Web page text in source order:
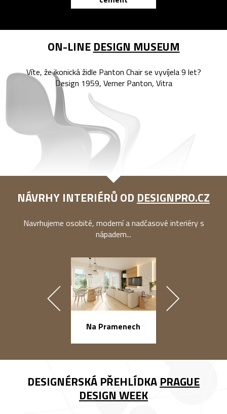
ON-LINE DESIGN MUSEUM
Víte, že ikonická židle Panton Chair se vyvíjela 9 let?
Design 1959, Verner Panton, Vitra
NÁVRHY INTERIÉRŮ OD DESIGNPRO.CZ
Navrhujeme osobité, moderní a nadčasové interiéry s
nápadem...
Na Pramenech
DESIGNÉRSKÁ PŘEHLÍDKA PRAGUE
DESIGN WEEK